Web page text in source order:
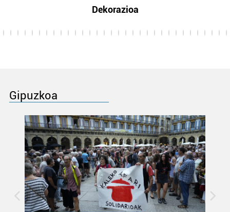
Dekorazioa
Gipuzkoa